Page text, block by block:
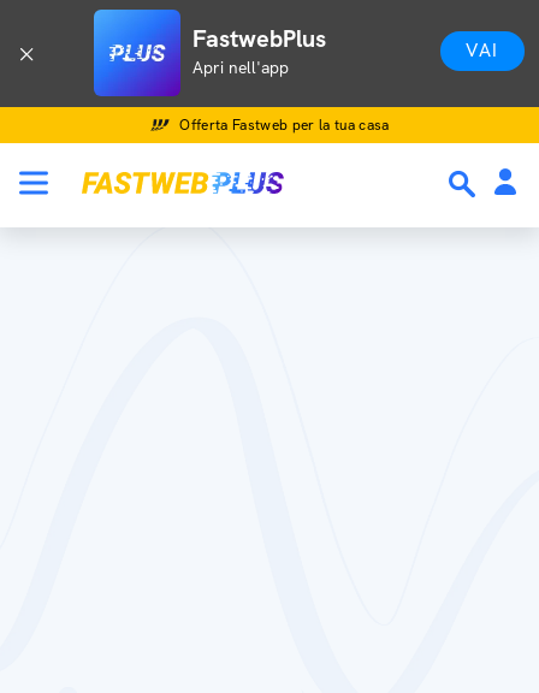
FastwebPlus
Apri nell'app
VAI
Offerta Fastweb per la tua casa